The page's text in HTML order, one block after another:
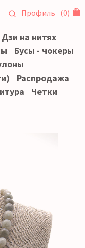
Профиль (0)
на нитях
Бусы - чокеры
Распродажа
Четки